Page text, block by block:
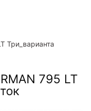
Три_варианта
795 LT